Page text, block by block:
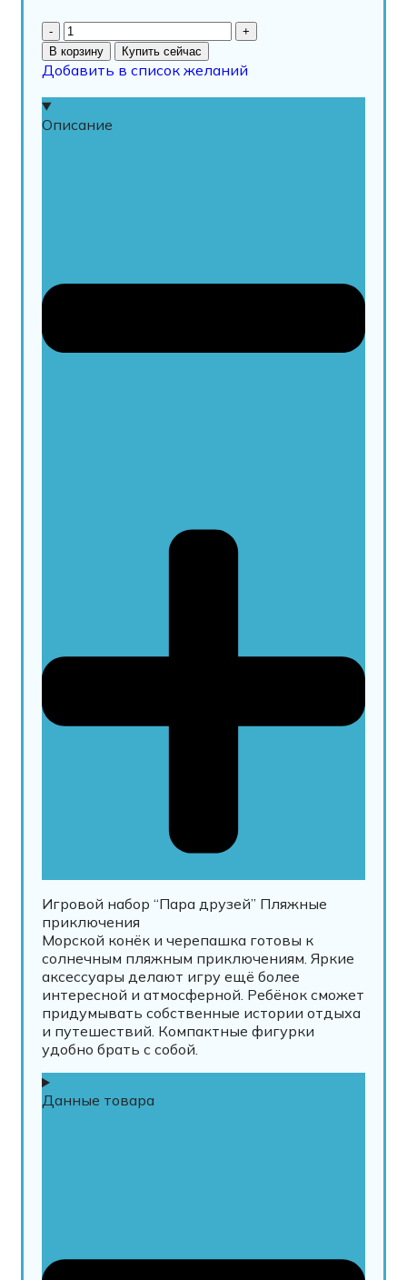
В корзину Купить сейчас
Добавить в список желаний
Описание
Игровой набор “Пара друзей” Пляжные
приключения
Морской конёк и черепашка готовы к
солнечным пляжным приключениям. Яркие
аксессуары делают игру ещё более
интересной и атмосферной. Ребёнок сможет
придумывать собственные истории отдыха
и путешествий. Компактные фигурки
удобно брать с собой.
Данные товара